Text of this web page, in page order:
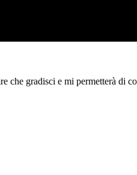
che gradisci e mi permetterà di